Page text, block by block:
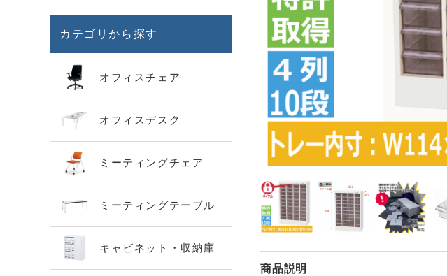
商品説明
カテゴリから探す
オフィスチェア
オフィスデスク
ミーティングチェア
ミーティングテーブル
キャビネット・収納庫